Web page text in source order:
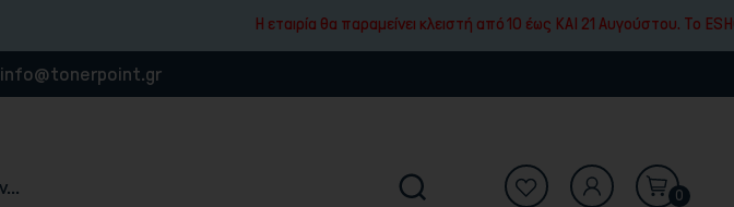
Η εταιρία θα παραμείνει κλειστή από 10 έως ΚΑΙ 21 Αυγούστου. To ESHOP μας
info@tonerpoint.gr
0